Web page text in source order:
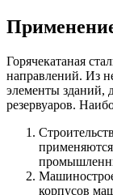
Горячекатаная
направлений. Из
элементы зданий,
резервуаров.
корпусов